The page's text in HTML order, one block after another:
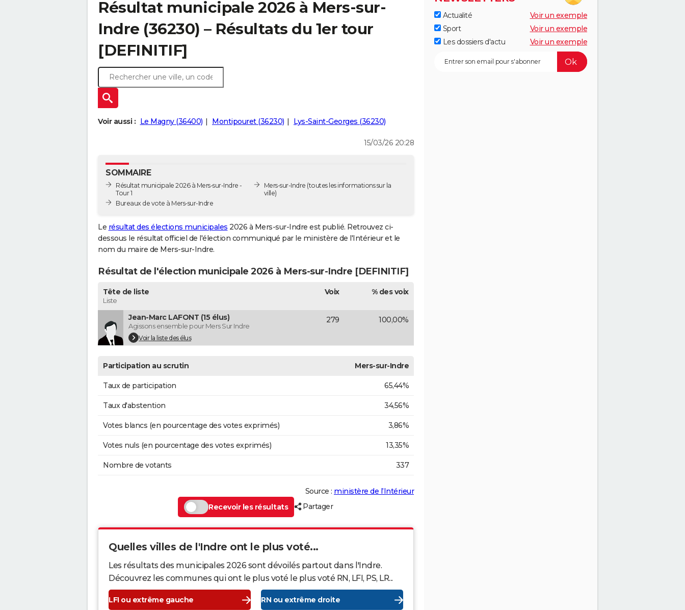
Résultat municipale 2026 à Mers-sur-
Indre (36230) – Résultats du 1er tour
[DEFINITIF]
Voir aussi : Le Magny (36400) Montipouret (36230) Lys-Saint-Georges (36230)
15/03/26 20:28
SOMMAIRE
Résultat municipale 2026 à Mers-sur-Indre -
Tour 1
Bureaux de vote à Mers-sur-Indre
Mers-sur-Indre (toutes les informations sur la
ville)
Le résultat des élections municipales 2026 à Mers-sur-Indre est publié. Retrouvez ci-
dessous le résultat officiel de l'élection communiqué par le ministère de l'Intérieur et le
nom du maire de Mers-sur-Indre.
Résultat de l'élection municipale 2026 à Mers-sur-Indre [DEFINITIF]
Tête de liste
Liste
Voix % des voix
Jean-Marc LAFONT (15 élus)
Agissons ensemble pour Mers Sur Indre
Voir la liste des élus
279 100,00%
Participation au scrutin Mers-sur-Indre
Taux de participation 65,44%
Taux d'abstention 34,56%
Votes blancs (en pourcentage des votes exprimés) 3,86%
Votes nuls (en pourcentage des votes exprimés) 13,35%
Nombre de votants 337
Source : ministère de l’Intérieur
Recevoir les résultats
Partager
Quelles villes de l'Indre ont le plus voté...
Les résultats des municipales 2026 sont dévoilés partout dans l'Indre.
Découvrez les communes qui ont le plus voté le plus voté RN, LFI, PS, LR...
LFI ou extrême gauche RN ou extrême droite
Actualité
Voir un exemple
Sport
Voir un exemple
Les dossiers d'actu
Voir un exemple